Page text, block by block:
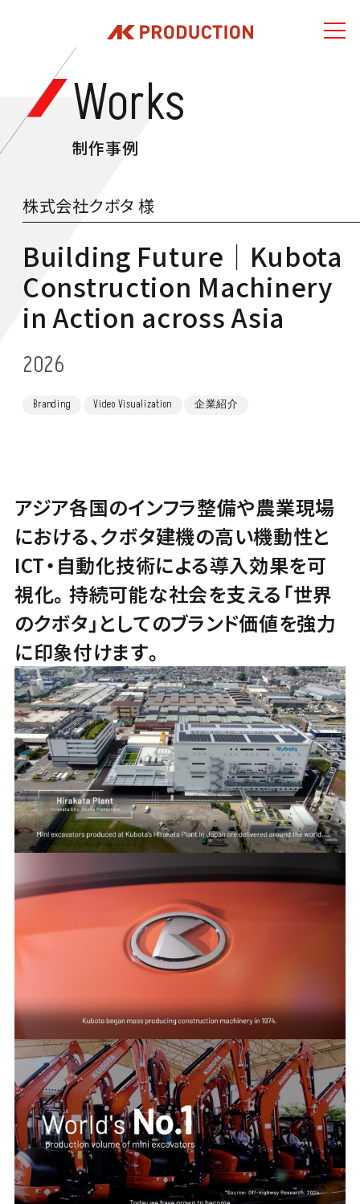
Works
制作事例
株式会社クボタ 様
Building Future│Kubota
Construction Machinery
in Action across Asia
2026
Branding Video Visualization 企業紹介
アジア各国のインフラ整備や農業現場
における、クボタ建機の高い機動性と
ICT・自動化技術による導入効果を可
視化。持続可能な社会を支える「世界
のクボタ」としてのブランド価値を強力
に印象付けます。